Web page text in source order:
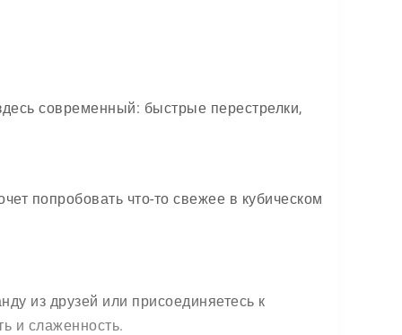
современный: быстрые перестрелки,
попробовать что-то свежее в кубическом
из друзей или присоединяетесь к
и слаженность.